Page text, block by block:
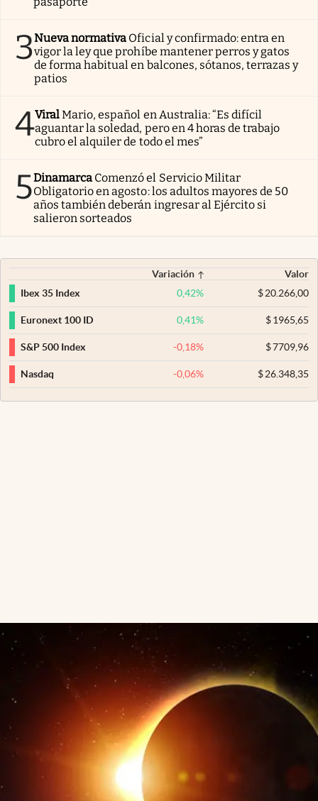
3Nueva normativa Oficial y confirmado: entra en
vigor la ley que prohíbe mantener perros y gatos
de forma habitual en balcones, sótanos, terrazas y
patios
4ViralMario, español en Australia: “Es difícil
aguantar la soledad, pero en 4 horas de trabajo
cubro el alquiler de todo el mes”
5Dinamarca Comenzó el Servicio Militar
Obligatorio en agosto: los adultos mayores de 50
años también deberán ingresar al Ejército si
salieron sorteados
Variación
Valor
Ibex 35 Index
0,42% $20.266,00
Euronext 100 ID 0,41% $1965,65
S&P 500 Index -0,18% $7709,96
Nasdaq -0,06% $26.348,35